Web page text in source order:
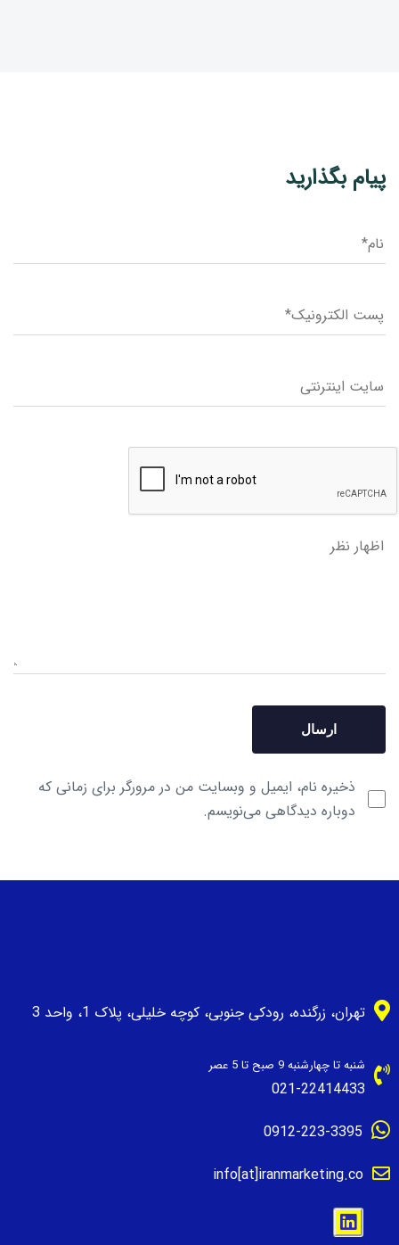
پیام بگذارید
ذخیره نام، ایمیل و وبسایت من در مرورگر برای زمانی که
دوباره دیدگاهی می‌نویسم.
تهران، زرگنده، رودکی جنوبی، کوچه خلیلی، پلاک 1، واحد 3
شنبه تا چهارشنبه 9 صبح تا 5 عصر
021-22414433
0912-223-3395
info[at]iranmarketing.co